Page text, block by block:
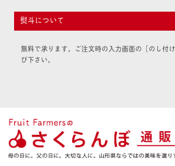
熨斗について
無料で承ります。ご注文時の入力画面の［のし付
び下さい。